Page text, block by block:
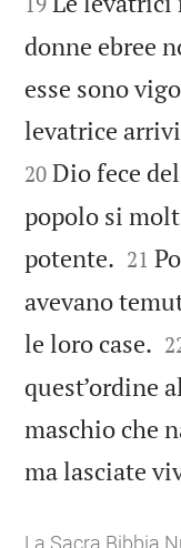
donne ebree
esse sono
levatrice
20 Dio fece
popolo si
potente. 

21
avevano
le loro case. 
quest’ordine
maschio che
ma lasciate